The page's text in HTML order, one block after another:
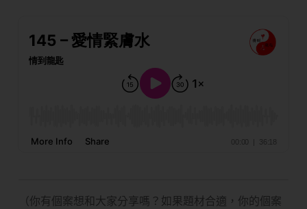
（你有個案想和大家分享嗎？如果題材合適，你的個案